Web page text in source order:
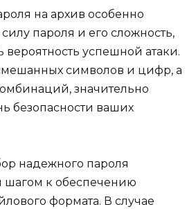
на архив особенно
пароля и его сложность,
успешной атаки.
символов и цифр, а
значительно
безопасности ваших
надежного пароля
шагом к обеспечению
формата. В случае